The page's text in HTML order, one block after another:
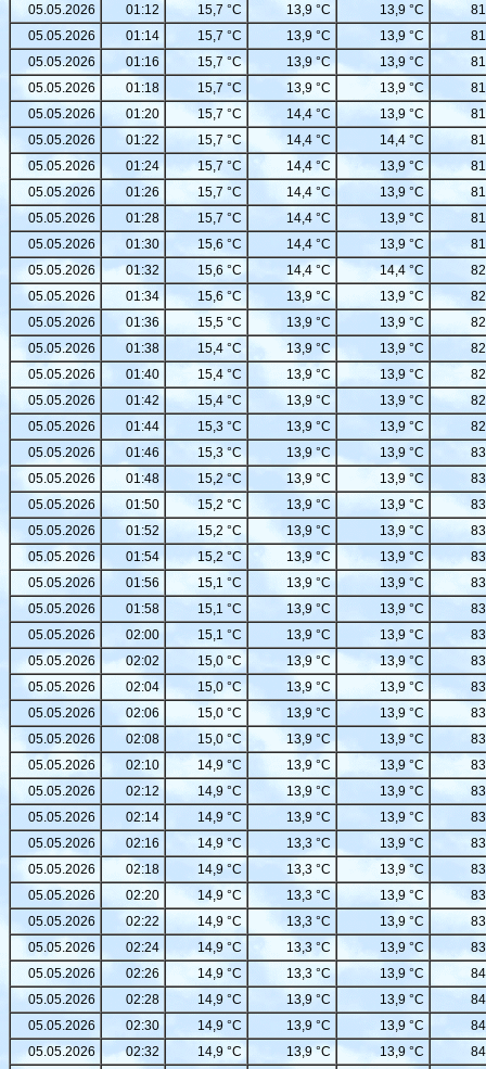
05.05.2026
01:12 15,7 °C 13,9 °C 13,9 °C
05.05.2026
01:14 15,7 °C 13,9 °C 13,9 °C
05.05.2026
01:16 15,7 °C 13,9 °C 13,9 °C
05.05.2026
01:18 15,7 °C 13,9 °C 13,9 °C
05.05.2026
01:20 15,7 °C 14,4 °C 13,9 °C
05.05.2026
01:22 15,7 °C 14,4 °C 14,4 °C
05.05.2026
01:24 15,7 °C 14,4 °C 13,9 °C
05.05.2026
01:26 15,7 °C 14,4 °C 13,9 °C
05.05.2026
01:28 15,7 °C 14,4 °C 13,9 °C
05.05.2026
01:30 15,6 °C 14,4 °C 13,9 °C
05.05.2026
01:32 15,6 °C 14,4 °C 14,4 °C
05.05.2026
01:34 15,6 °C 13,9 °C 13,9 °C
05.05.2026
01:36 15,5 °C 13,9 °C 13,9 °C
05.05.2026
01:38 15,4 °C 13,9 °C 13,9 °C
05.05.2026
01:40 15,4 °C 13,9 °C 13,9 °C
05.05.2026
01:42 15,4 °C 13,9 °C 13,9 °C
05.05.2026
01:44 15,3 °C 13,9 °C 13,9 °C
05.05.2026
01:46 15,3 °C 13,9 °C 13,9 °C
05.05.2026
01:48 15,2 °C 13,9 °C 13,9 °C
05.05.2026
01:50 15,2 °C 13,9 °C 13,9 °C
05.05.2026
01:52 15,2 °C 13,9 °C 13,9 °C
05.05.2026
01:54 15,2 °C 13,9 °C 13,9 °C
05.05.2026
01:56 15,1 °C 13,9 °C 13,9 °C
05.05.2026
01:58 15,1 °C 13,9 °C 13,9 °C
05.05.2026
02:00 15,1 °C 13,9 °C 13,9 °C
05.05.2026
02:02 15,0 °C 13,9 °C 13,9 °C
05.05.2026
02:04 15,0 °C 13,9 °C 13,9 °C
05.05.2026
02:06 15,0 °C 13,9 °C 13,9 °C
05.05.2026
02:08 15,0 °C 13,9 °C 13,9 °C
05.05.2026
02:10 14,9 °C 13,9 °C 13,9 °C
05.05.2026
02:12 14,9 °C 13,9 °C 13,9 °C
05.05.2026
02:14 14,9 °C 13,9 °C 13,9 °C
05.05.2026
02:16 14,9 °C 13,3 °C 13,9 °C
05.05.2026
02:18 14,9 °C 13,3 °C 13,9 °C
05.05.2026
02:20 14,9 °C 13,3 °C 13,9 °C
05.05.2026
02:22 14,9 °C 13,3 °C 13,9 °C
05.05.2026
02:24 14,9 °C 13,3 °C 13,9 °C
05.05.2026
02:26 14,9 °C 13,3 °C 13,9 °C
05.05.2026
02:28 14,9 °C 13,9 °C 13,9 °C
05.05.2026
02:30 14,9 °C 13,9 °C 13,9 °C
05.05.2026
02:32 14,9 °C 13,9 °C 13,9 °C